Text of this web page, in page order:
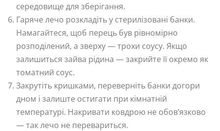
середовище для зберігання.
Гаряче лечо розкладіть у стерилізовані банки.
Намагайтеся, щоб перець був рівномірно
розподілений, а зверху — трохи соусу. Якщо
залишиться зайва рідина — закрийте її окремо як
томатний соус.
Закрутіть кришками, переверніть банки догори
дном і залиште остигати при кімнатній
температурі. Накривати ковдрою не обов’язково
— так лечо не перевариться.